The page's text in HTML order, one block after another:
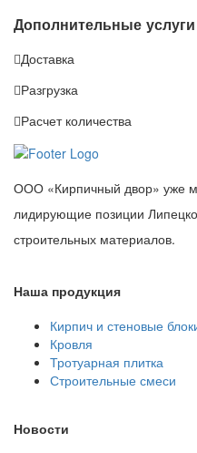
Дополнительные услуги
Доставка
Разгрузка
Расчет количества
ООО «Кирпичный двор» уже
лидирующие позиции
строительных материалов.
Наша продукция
Кирпич и стеновые
Кровля
Тротуарная плитка
Строительные смеси
Новости